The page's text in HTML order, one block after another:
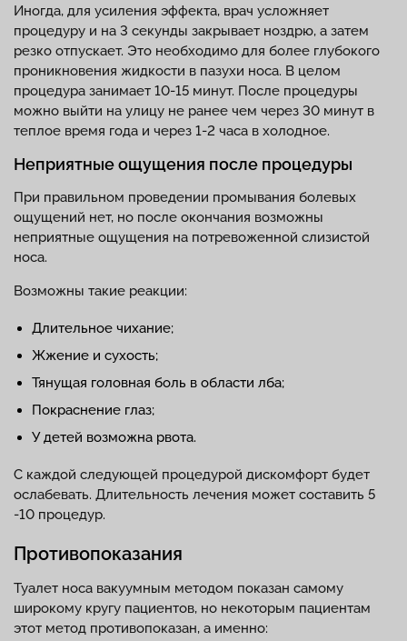
Иногда, для усиления эффекта, врач усложняет
процедуру и на 3 секунды закрывает ноздрю, а затем
резко отпускает. Это необходимо для более глубокого
проникновения жидкости в пазухи носа. В целом
процедура занимает 10-15 минут. После процедуры
можно выйти на улицу не ранее чем через 30 минут в
теплое время года и через 1-2 часа в холодное.
Неприятные ощущения после процедуры
При правильном проведении промывания болевых
ощущений нет, но после окончания возможны
неприятные ощущения на потревоженной слизистой
носа.
Возможны такие реакции:
Длительное чихание;
Жжение и сухость;
Тянущая головная боль в области лба;
Покраснение глаз;
У детей возможна рвота.
С каждой следующей процедурой дискомфорт будет
ослабевать. Длительность лечения может составить 5
-10 процедур.
Противопоказания
Туалет носа вакуумным методом показан самому
широкому кругу пациентов, но некоторым пациентам
этот метод противопоказан, а именно: